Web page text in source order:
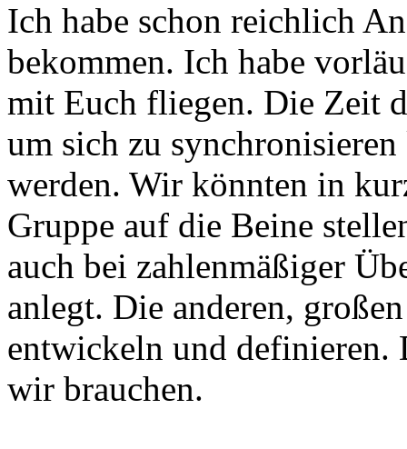
Ich habe schon reichlich
bekommen. Ich habe
mit Euch fliegen. Die Zeit
um sich zu
werden. Wir könnten in
Gruppe auf die Beine
auch bei zahlenmäßiger
anlegt. Die anderen,
entwickeln und definieren.
wir brauchen.